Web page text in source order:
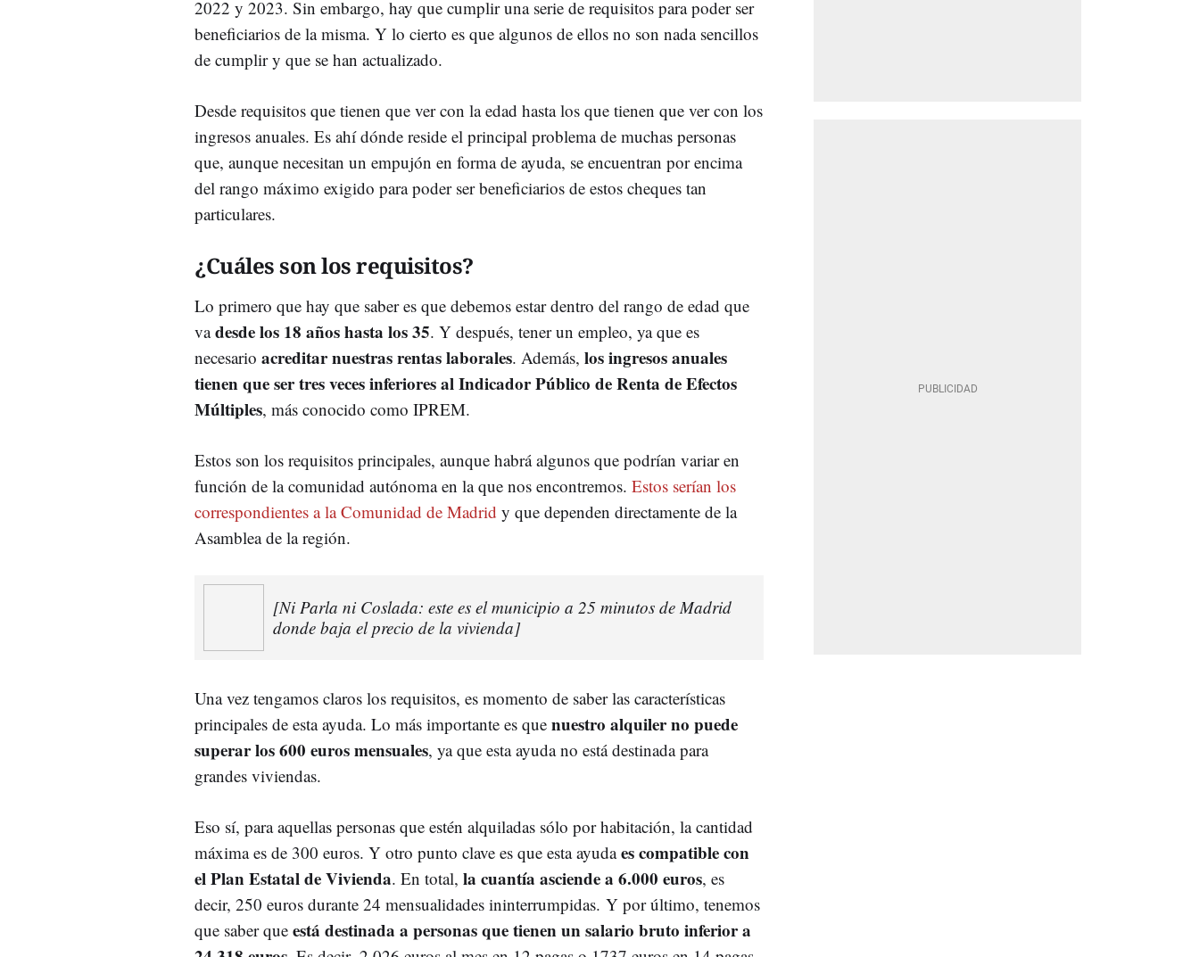
2022 y 2023. Sin embargo, hay que cumplir una serie de requisitos para poder ser
beneficiarios de la misma. Y lo cierto es que algunos de ellos no son nada sencillos
de cumplir y que se han actualizado.
Desde requisitos que tienen que ver con la edad hasta los que tienen que ver con los
ingresos anuales. Es ahí dónde reside el principal problema de muchas personas
que, aunque necesitan un empujón en forma de ayuda, se encuentran por encima
del rango máximo exigido para poder ser beneficiarios de estos cheques tan
particulares.
¿Cuáles son los requisitos?
Lo primero que hay que saber es que debemos estar dentro del rango de edad que
vadesde los 18 años hasta los 35. Y después, tener un empleo, ya que es
necesario acreditar nuestras rentas laborales. Además, los ingresos anuales
tienen que ser tres veces inferiores al Indicador Público de Renta de Efectos
Múltiples, más conocido como IPREM.
Estos son los requisitos principales, aunque habrá algunos que podrían variar en
función de la comunidad autónoma en la que nos encontremos. Estos serían los
correspondientes a la Comunidad de Madrid y que dependen directamente de la
Asamblea de la región.
[Ni Parla ni Coslada: este es el municipio a 25 minutos de Madrid
donde baja el precio de la vivienda]
Una vez tengamos claros los requisitos, es momento de saber las características
principales de esta ayuda. Lo más importante es que nuestro alquiler no puede
superar los 600 euros mensuales, ya que esta ayuda no está destinada para
grandes viviendas.
Eso sí, para aquellas personas que estén alquiladas sólo por habitación, la cantidad
máxima es de 300 euros. Y otro punto clave es que esta ayudaes compatible con
el Plan Estatal de Vivienda. En total, la cuantía asciende a 6.000 euros, es
decir, 250 euros durante 24 mensualidades ininterrumpidas. Y por último, tenemos
que saber que está destinada a personas que tienen un salario bruto inferior a